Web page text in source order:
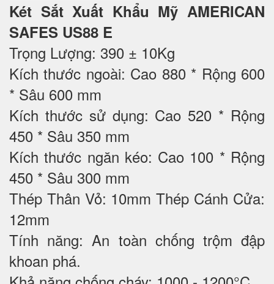
Két Sắt Xuất Khẩu Mỹ AMERICAN
SAFES US88 E
Trọng Lượng: 390 ± 10Kg
Kích thước ngoài: Cao 880 * Rộng 600
* Sâu 600 mm
Kích thước sử dụng: Cao 520 * Rộng
450 * Sâu 350 mm
Kích thước ngăn kéo: Cao 100 * Rộng
450 * Sâu 300 mm
Thép Thân Vỏ: 10mm Thép Cánh Cửa:
12mm
Tính năng: An toàn chống trộm đập
khoan phá.